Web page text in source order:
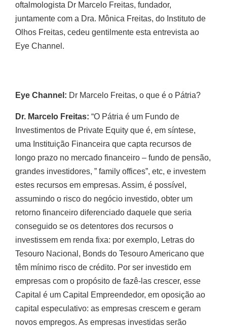
oftalmologista Dr Marcelo Freitas, fundador,
juntamente com a Dra. Mônica Freitas, do Instituto de
Olhos Freitas, cedeu gentilmente esta entrevista ao
Eye Channel.
Eye Channel: Dr Marcelo Freitas, o que é o Pátria?
Dr. Marcelo Freitas: “O Pátria é um Fundo de
Investimentos de Private Equity que é, em síntese,
uma Instituição Financeira que capta recursos de
longo prazo no mercado financeiro – fundo de pensão,
grandes investidores, ” family offices”, etc, e investem
estes recursos em empresas. Assim, é possível,
assumindo o risco do negócio investido, obter um
retorno financeiro diferenciado daquele que seria
conseguido se os detentores dos recursos o
investissem em renda fixa: por exemplo, Letras do
Tesouro Nacional, Bonds do Tesouro Americano que
têm mínimo risco de crédito. Por ser investido em
empresas com o propósito de fazê-las crescer, esse
Capital é um Capital Empreendedor, em oposição ao
capital especulativo: as empresas crescem e geram
novos empregos. As empresas investidas serão